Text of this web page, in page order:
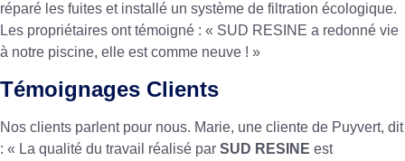
réparé les fuites et installé un système de filtration écologique.
Les propriétaires ont témoigné : « SUD RESINE a redonné vie
à notre piscine, elle est comme neuve ! »
Témoignages Clients
Nos clients parlent pour nous. Marie, une cliente de Puyvert, dit
: « La qualité du travail réalisé par SUD RESINE est